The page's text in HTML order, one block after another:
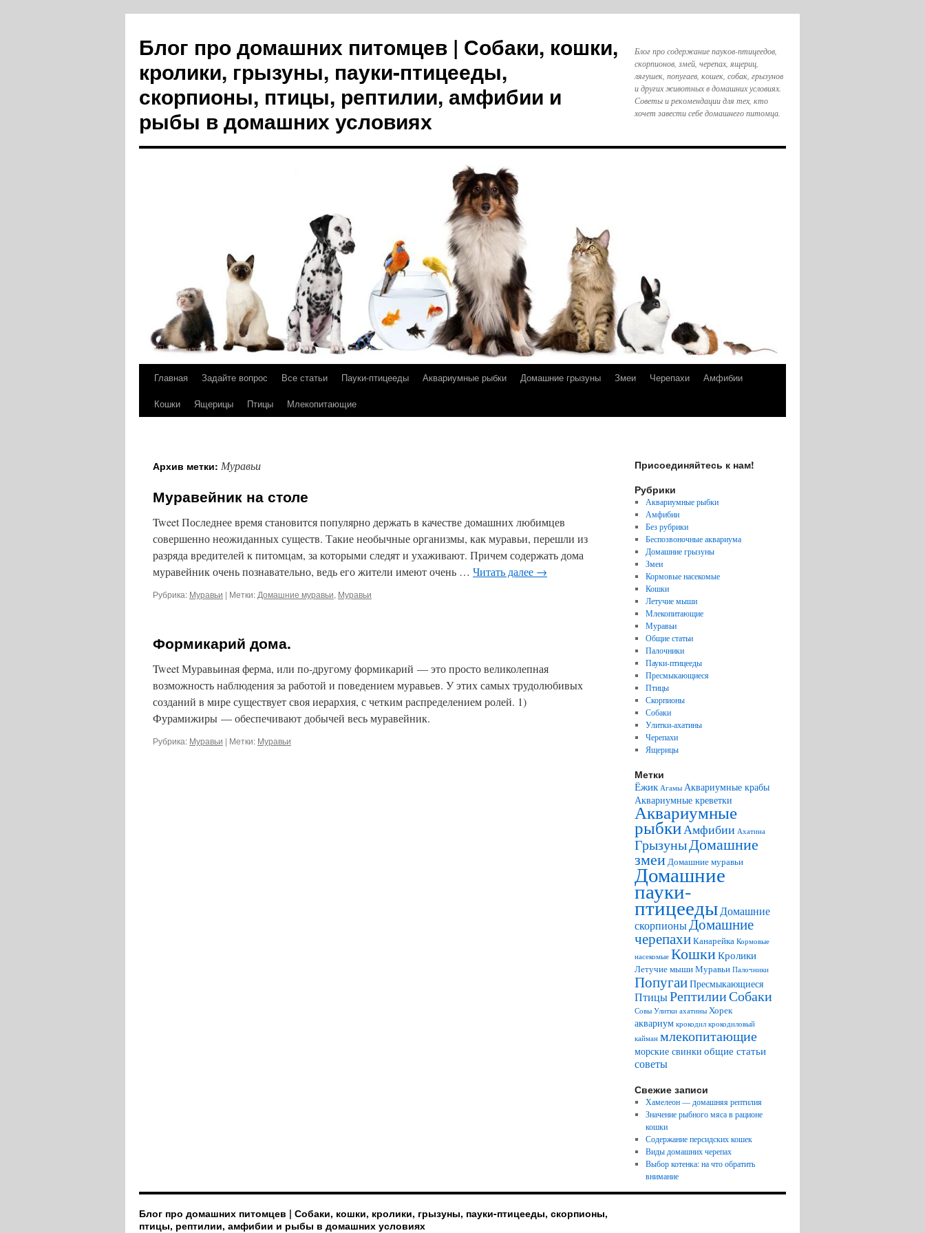
Блог про домашних питомцев | Собаки, кошки,
кролики, грызуны, пауки-птицееды,
скорпионы, птицы, рептилии, амфибии и
рыбы в домашних условиях
Блог про содержание пауков-птицеедов,
скорпионов, змей, черепах, ящериц,
лягушек, попугаев, кошек, собак, грызунов
и других животных в домашних условиях.
Советы и рекомендации для тех, кто
хочет завести себе домашнего питомца.
Перейти
Главная Задайте вопрос Все статьи Пауки-птицееды Аквариумные рыбки Домашние грызуны Змеи Черепахи
Амфибии
Кошки
Ящерицы Птицы Млекопитающие
Архив метки: Муравьи
Муравейник на столе
Tweet Последнее время становится популярно держать в качестве домашних любимцев
совершенно неожиданных существ. Такие необычные организмы, как муравьи, перешли из
разряда вредителей к питомцам, за которыми следят и ухаживают. Причем содержать дома
муравейник очень познавательно, ведь его жители имеют очень … Читать далее →
Рубрика: Муравьи | Метки: Домашние муравьи, Муравьи
Формикарий дома.
Tweet Муравьиная ферма, или по-другому формикарий — это просто великолепная
возможность наблюдения за работой и поведением муравьев. У этих самых трудолюбивых
созданий в мире существует своя иерархия, с четким распределением ролей. 1)
Фурамижиры — обеспечивают добычей весь муравейник.
Рубрика: Муравьи | Метки: Муравьи
Присоединяйтесь к нам!
Рубрики
Аквариумные рыбки
Амфибии
Без рубрики
Беспозвоночные аквариума
Домашние грызуны
Змеи
Кормовые насекомые
Кошки
Летучие мыши
Млекопитающие
Муравьи
Общие статьи
Палочники
Пауки-птицееды
Пресмыкающиеся
Птицы
Скорпионы
Собаки
Улитки-ахатины
Черепахи
Ящерицы
Метки
Ёжик Агамы Аквариумные крабы
Аквариумные креветки
Аквариумные
рыбкиАмфибии Ахатина
ГрызуныДомашние
змеиДомашние муравьи
Домашние
пауки-
птицеедыДомашние
скорпионыДомашние
черепахиКанарейка Кормовые
насекомые КошкиКролики
Летучие мышиМуравьи Палочники
ПопугаиПресмыкающиеся
ПтицыРептилииСобаки
Совы Улитки ахатины Хорек
аквариум крокодил крокодиловый
кайман млекопитающие
морские свинки общие статьи
советы
Свежие записи
Хамелеон — домашняя рептилия
Значение рыбного мяса в рационе
кошки
Содержание персидских кошек
Виды домашних черепах
Выбор котенка: на что обратить
внимание
Блог про домашних питомцев | Собаки, кошки, кролики, грызуны, пауки-птицееды, скорпионы,
птицы, рептилии, амфибии и рыбы в домашних условиях